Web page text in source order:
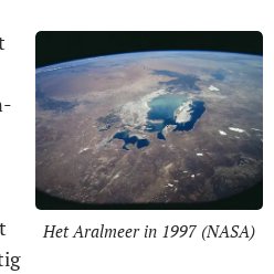
Het Aralmeer in 1997 (NASA)